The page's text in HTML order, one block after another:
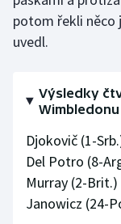
potom řekli něco
uvedl.
Výsledky
Wimbledonu
Djokovič (1-
Del Potro (8-
Murray (2-Brit.)
Janowicz (24-